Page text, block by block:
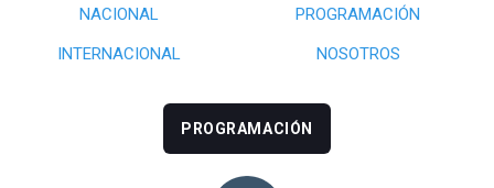
NACIONAL
PROGRAMACIÓN
INTERNACIONAL
NOSOTROS
PROGRAMACIÓN